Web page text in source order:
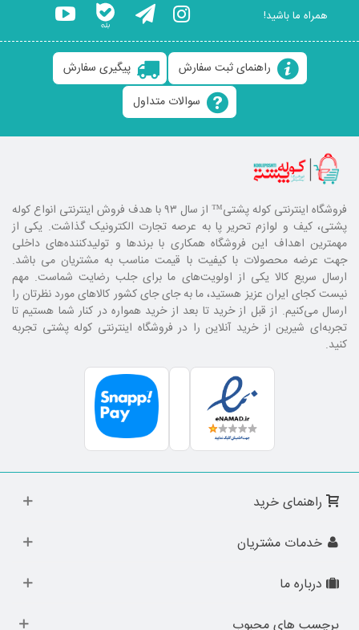
همراه ما باشید!
راهنمای ثبت سفارش
پیگیری سفارش
سوالات متداول
فروشگاه اینترنتی کوله پشتی
™ از سال ۹۳ با هدف فروش اینترنتی انواع کوله
پشتی، کیف و لوازم تحریر پا به عرصه تجارت الکترونیک گذاشت. یکی از
مهمترین اهداف این فروشگاه همکاری با برند‌ها و تولیدکننده‌های داخلی
جهت عرضه محصولات با کیفیت با قیمت مناسب به مشتریان می باشد.
ارسال سریع کالا یکی از اولویت‌های ما برای جلب رضایت شماست. مهم
نیست کجای ایران عزیز هستید، ما به جای جای کشور کالا‌های مورد نظرتان را
ارسال می‌کنیم. از قبل از خرید تا بعد از خرید همواره در کنار شما هستیم تا
تجربه‌ای شیرین از خرید آنلاین را در فروشگاه اینترنتی کوله پشتی تجربه
کنید.
راهنمای خرید
خدمات مشتریان
درباره ما
برچسب های محبوب